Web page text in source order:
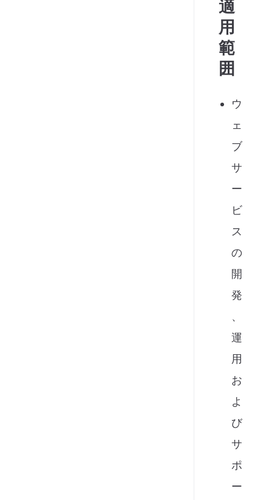
適
用
範
囲
ウ
ェ
ブ
サ
ー
ビ
ス
の
開
発
、
運
用
お
よ
び
サ
ポ
ー